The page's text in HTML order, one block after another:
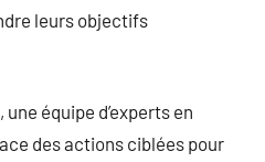
leurs objectifs
équipe d’experts en
des actions ciblées pour